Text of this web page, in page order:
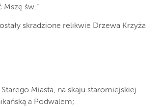
Mszę św.”
skradzione relikwie Drzewa Krzyża
Miasta, na skaju staromiejskiej
a Podwalem;